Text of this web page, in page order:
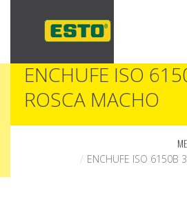
ENCHUFE ISO
ROSCA MACHO
ENCHUFE ISO 6150B